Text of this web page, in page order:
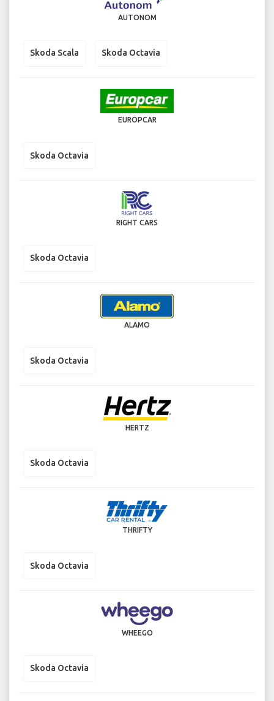
AUTONOM
Skoda Scala Skoda Octavia
EUROPCAR
Skoda Octavia
RIGHT CARS
Skoda Octavia
ALAMO
Skoda Octavia
HERTZ
Skoda Octavia
THRIFTY
Skoda Octavia
WHEEGO
Skoda Octavia